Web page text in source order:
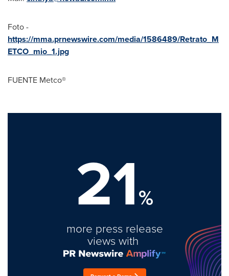
Foto -
https://mma.prnewswire.com/media/1586489/Retrato_M
ETCO_mio_1.jpg
FUENTE Metco®
21%
more press release
views with